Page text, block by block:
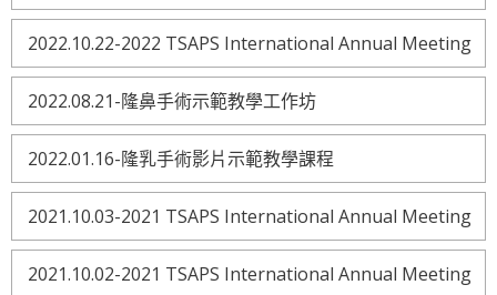
2022.10.22-2022 TSAPS International Annual Meeting
2022.08.21-隆鼻手術示範教學工作坊
2022.01.16-隆乳手術影片示範教學課程
2021.10.03-2021 TSAPS International Annual Meeting
2021.10.02-2021 TSAPS International Annual Meeting